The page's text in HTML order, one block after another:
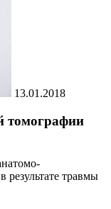
13.01.2018
томографии
результате травмы